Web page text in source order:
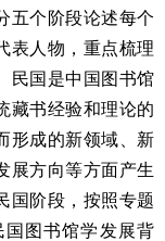
五个阶段论述每个
表人物，重点梳理
民国是中国图书馆
藏书经验和理论的
形成的新领域、新
展方向等方面产生
国阶段，按照专题
图书馆学发展背